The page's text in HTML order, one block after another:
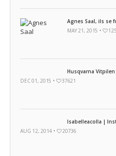
Agnes Saal, ils se
MAY 21, 2015 •
Husqvarna
DEC 01, 2015 •
37621
Isabelleacolla |
AUG 12, 2014 •
20736